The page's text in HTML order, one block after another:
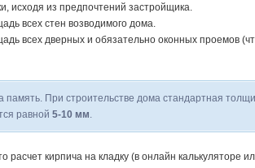
исходя из предпочтений застройщика.
всех стен возводимого дома.
всех дверных и обязательно оконных проемов
память. При строительстве дома стандартная
равной 5-10 мм.
расчет кирпича на кладку (в онлайн калькуляторе